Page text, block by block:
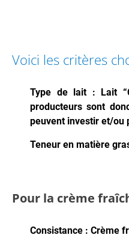
Voici les critères
Type de lait : Lait
producteurs sont
peuvent investir et/ou
Teneur en matière
Pour la crème
Consistance : Crème